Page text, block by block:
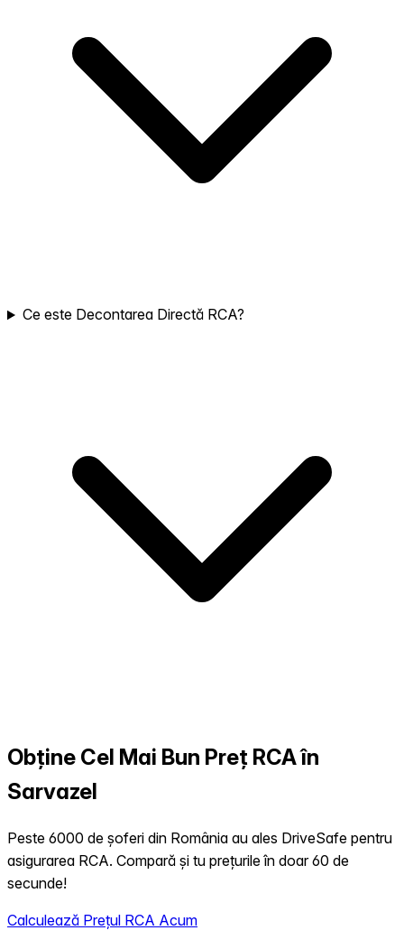
Ce este Decontarea Directă RCA?
Obține Cel Mai Bun Preț RCA în
Sarvazel
Peste 6000 de șoferi din România au ales DriveSafe pentru
asigurarea RCA. Compară și tu prețurile în doar 60 de
secunde!
Calculează Prețul RCA Acum